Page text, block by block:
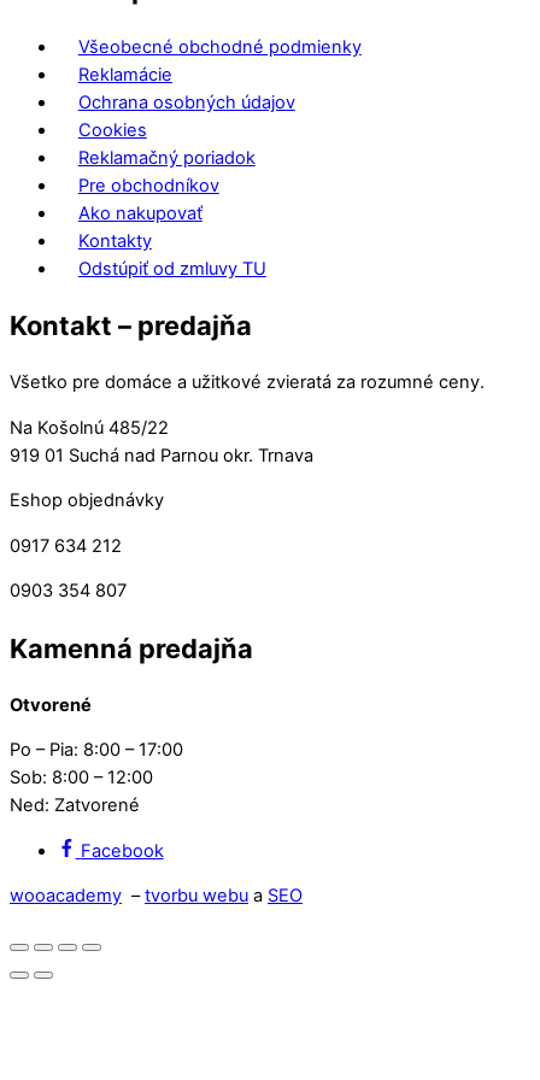
Všeobecné obchodné podmienky
Reklamácie
Ochrana osobných údajov
Cookies
Reklamačný poriadok
Pre obchodníkov
Ako nakupovať
Kontakty
Odstúpiť od zmluvy TU
Kontakt – predajňa
Všetko pre domáce a užitkové zvieratá za rozumné ceny.
Na Košolnú 485/22
919 01 Suchá nad Parnou okr. Trnava
Eshop objednávky
0917 634 212
0903 354 807
Kamenná predajňa
Otvorené
Po – Pia: 8:00 – 17:00
Sob: 8:00 – 12:00
Ned: Zatvorené
Facebook
wooacademy –tvorbu webu a SEO